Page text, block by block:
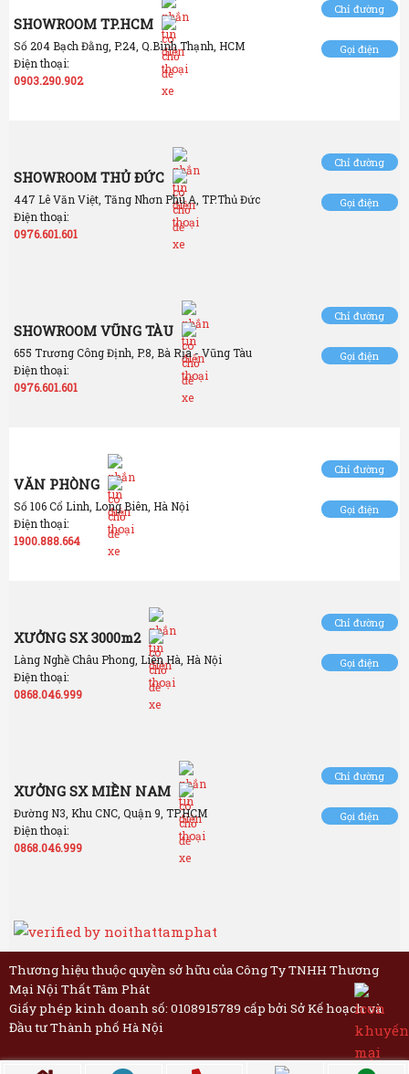
SHOWROOM TP.HCM
Số 204 Bạch Đằng, P.24, Q.Bình Thạnh, HCM
Điện thoại:
0903.290.902
Chỉ đường
Gọi điện
SHOWROOM THỦ ĐỨC
447 Lê Văn Việt, Tăng Nhơn Phú A, TP.Thủ Đức
Điện thoại:
0976.601.601
Chỉ đường
Gọi điện
SHOWROOM VŨNG TÀU
655 Trương Công Định, P.8, Bà Rịa - Vũng Tàu
Điện thoại:
0976.601.601
Chỉ đường
Gọi điện
VĂN PHÒNG
Số 106 Cổ Linh, Long Biên, Hà Nội
Điện thoại:
1900.888.664
Chỉ đường
Gọi điện
XƯỞNG SX 3000m2
Làng Nghề Châu Phong, Liên Hà, Hà Nội
Điện thoại:
0868.046.999
Chỉ đường
Gọi điện
XƯỞNG SX MIỀN NAM
Đường N3, Khu CNC, Quận 9, TP.HCM
Điện thoại:
0868.046.999
Chỉ đường
Gọi điện
Thương hiệu thuộc quyền sở hữu của Công Ty TNHH Thương
Mại Nội Thất Tâm Phát
Giấy phép kinh doanh số: 0108915789 cấp bởi Sở Kế hoạch và
Đầu tư Thành phố Hà Nội